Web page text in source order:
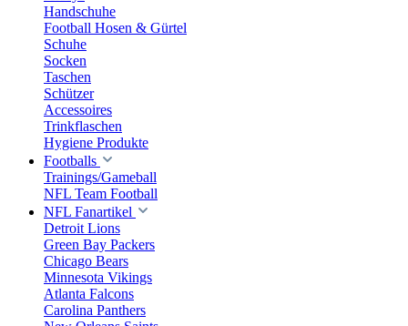
Handschuhe
Football Hosen & Gürtel
Schuhe
Socken
Taschen
Schützer
Accessoires
Trinkflaschen
Hygiene Produkte
Footballs
Trainings/Gameball
NFL Team Football
NFL Fanartikel
Detroit Lions
Green Bay Packers
Chicago Bears
Minnesota Vikings
Atlanta Falcons
Carolina Panthers